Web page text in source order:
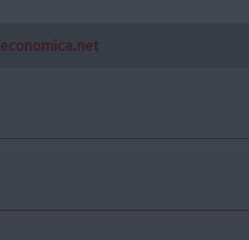
economica.net